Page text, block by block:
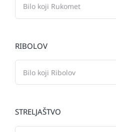
RIBOLOV
STRELJAŠTVO